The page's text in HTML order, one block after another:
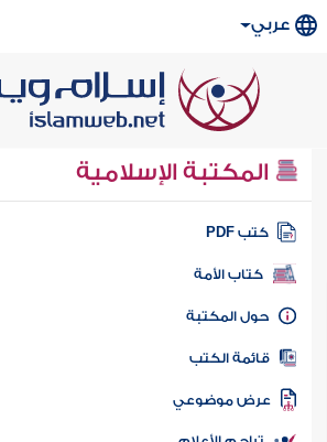
عربي
المكتبة الإسلامية
كتب PDF
كتاب الأمة
المكتبة
الكتب